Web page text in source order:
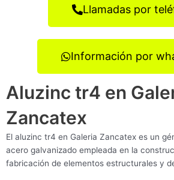
Llamadas por
Información por
Aluzinc tr4 en
Zancatex
El aluzinc tr4 en Galeria Zancatex es un
acero galvanizado empleada en la
fabricación de elementos estructurales y